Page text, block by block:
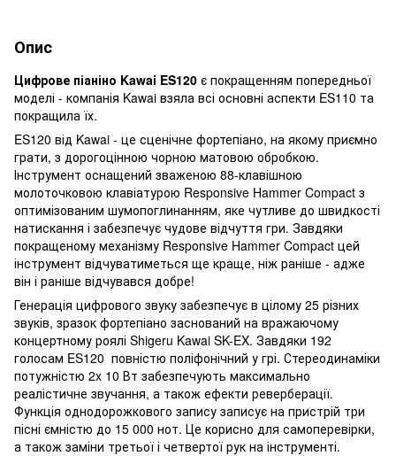
Опис
Цифрове піаніно Kawai ES120 є покращенням попередньої
моделі - компанія Kawai взяла всі основні аспекти ES110 та
покращила їх.
ES120 від Kawai - це сценічне фортепіано, на якому приємно
грати, з дорогоцінною чорною матовою обробкою.
Інструмент оснащений зваженою 88-клавішною
молоточковою клавіатурою Responsive Hammer Compact з
оптимізованим шумопоглинанням, яке чутливе до швидкості
натискання і забезпечує чудове відчуття гри. Завдяки
покращеному механізму Responsive Hammer Compact цей
інструмент відчуватиметься ще краще, ніж раніше - адже
він і раніше відчувався добре!
Генерація цифрового звуку забезпечує в цілому 25 різних
звуків, зразок фортепіано заснований на вражаючому
концертному роялі Shigeru Kawai SK-EX. Завдяки 192
голосам ES120 повністю поліфонічний у грі. Стереодинаміки
потужністю 2x 10 Вт забезпечують максимально
реалістичне звучання, а також ефекти реверберації.
Функція однодорожкового запису записує на пристрій три
пісні ємністю до 15 000 нот. Це корисно для самоперевірки,
а також заміни третьої і четвертої рук на інструменті.